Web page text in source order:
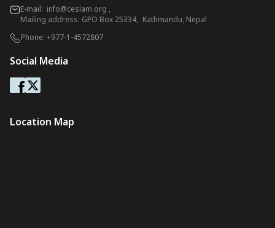
E-mail: info@ceslam.org ,
Mailing address: GPO Box 25334, Kathmandu, Nepal
Phone: +977-1-4572807
Social Media
Location Map